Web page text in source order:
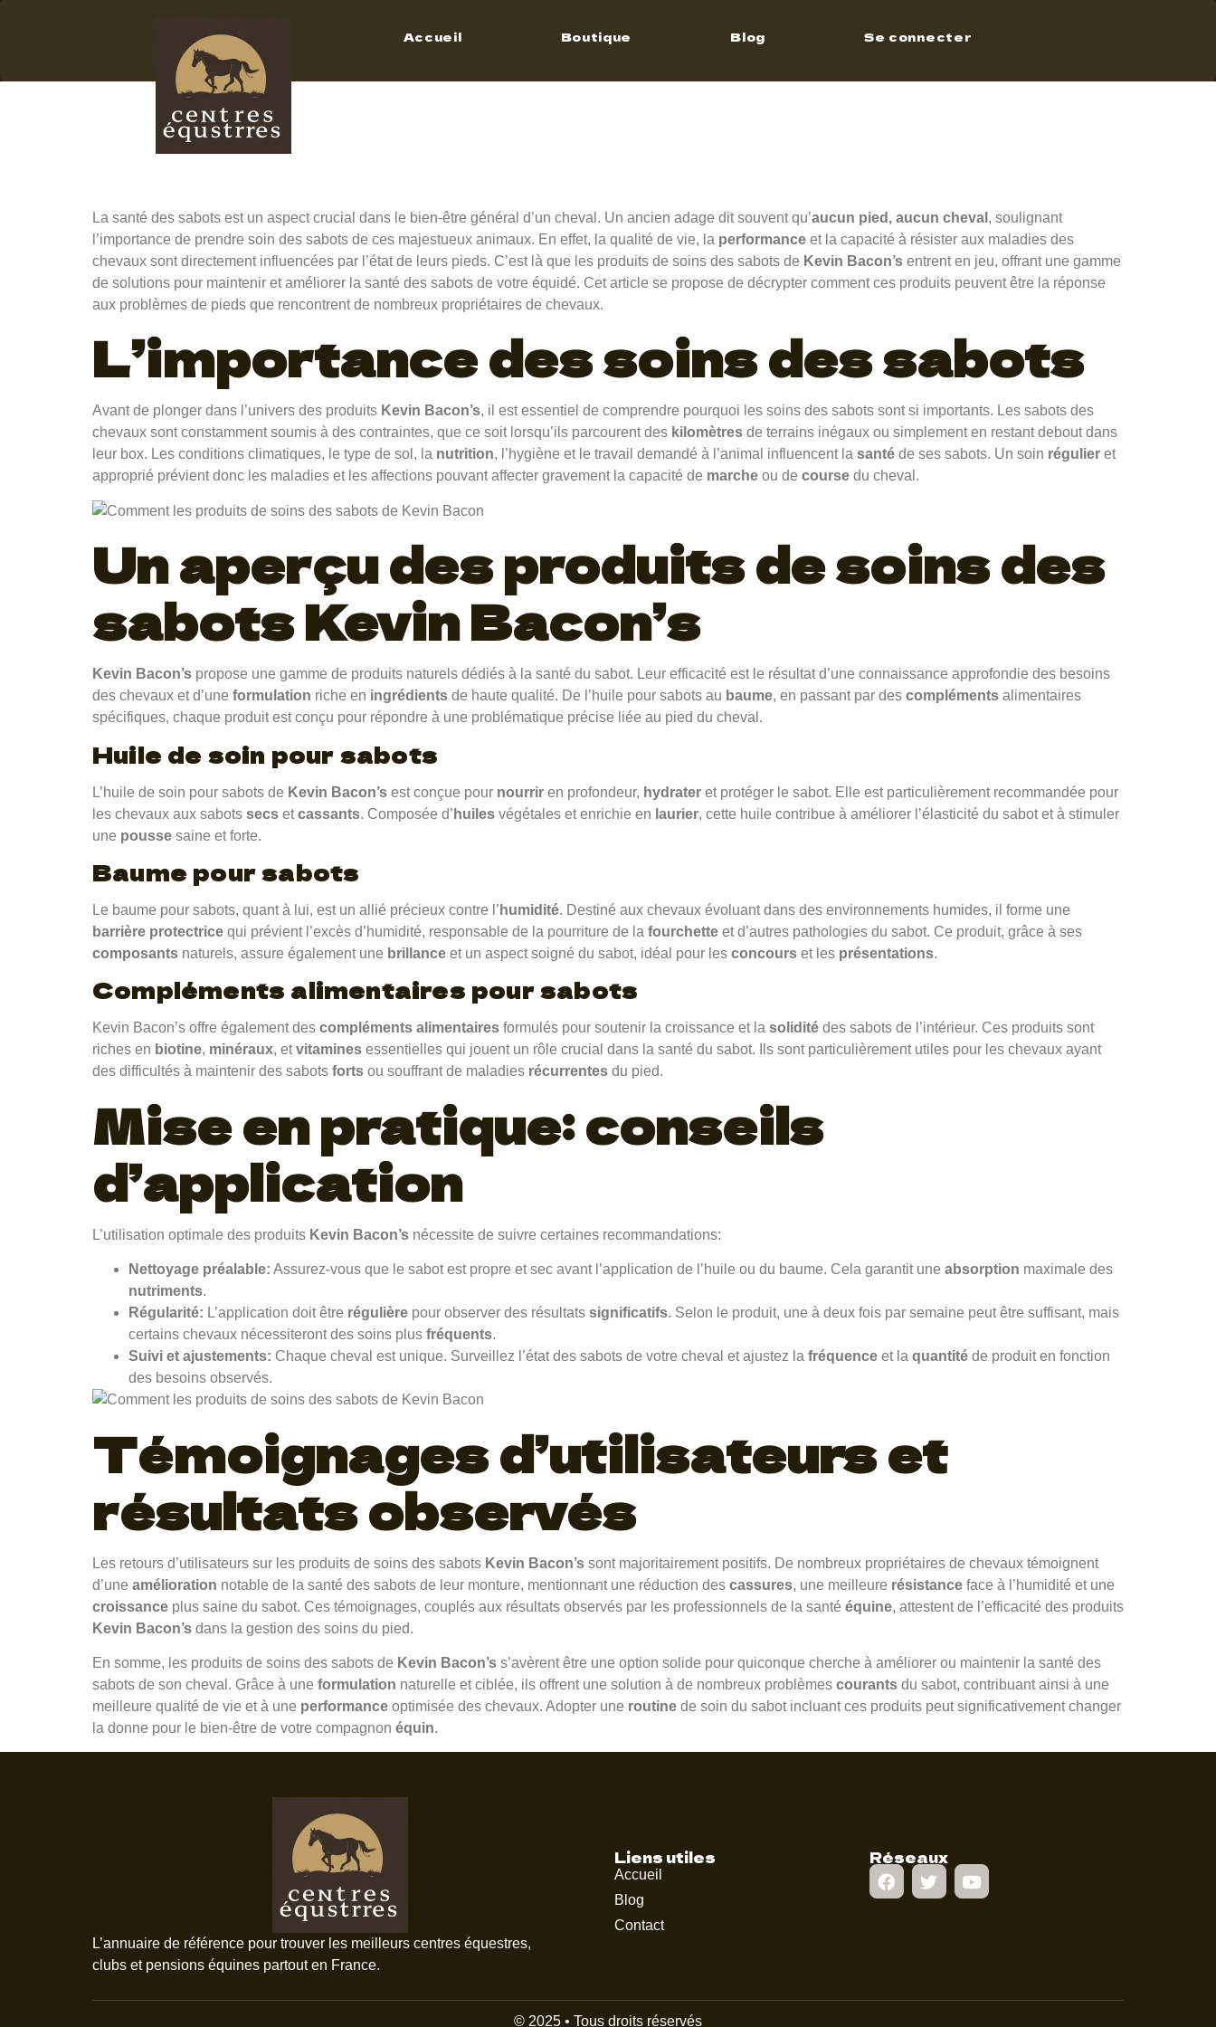
Accueil Boutique Blog Se connecter
Kevin Bacon’s –
Soins des sabots
La santé des sabots est un aspect crucial dans le bien-être général d’un cheval. Un ancien adage dit souvent qu’aucun pied, aucun cheval , soulignant
l’importance de prendre soin des sabots de ces majestueux animaux. En effet, la qualité de vie, la performance et la capacité à résister aux maladies des
chevaux sont directement influencées par l’état de leurs pieds. C’est là que les produits de soins des sabots de Kevin Bacon’s entrent en jeu, offrant une gamme
de solutions pour maintenir et améliorer la santé des sabots de votre équidé. Cet article se propose de décrypter comment ces produits peuvent être la réponse
aux problèmes de pieds que rencontrent de nombreux propriétaires de chevaux.
L’importance des soins des sabots
Avant de plonger dans l’univers des produits Kevin Bacon’s, il est essentiel de comprendre pourquoi les soins des sabots sont si importants. Les sabots des
chevaux sont constamment soumis à des contraintes, que ce soit lorsqu’ils parcourent des kilomètres de terrains inégaux ou simplement en restant debout dans
leur box. Les conditions climatiques, le type de sol, la nutrition, l’hygiène et le travail demandé à l’animal influencent la santé de ses sabots. Un soin régulier et
approprié prévient donc les maladies et les affections pouvant affecter gravement la capacité de marche ou de course du cheval.
Un aperçu des produits de soins des
sabots Kevin Bacon’s
Kevin Bacon’s propose une gamme de produits naturels dédiés à la santé du sabot. Leur efficacité est le résultat d’une connaissance approfondie des besoins
des chevaux et d’une formulation riche en ingrédients de haute qualité. De l’huile pour sabots au baume, en passant par des compléments alimentaires
spécifiques, chaque produit est conçu pour répondre à une problématique précise liée au pied du cheval.
Huile de soin pour sabots
L’huile de soin pour sabots de Kevin Bacon’s est conçue pour nourrir en profondeur, hydrater et protéger le sabot. Elle est particulièrement recommandée pour
les chevaux aux sabots secs etcassants. Composée d’ huiles végétales et enrichie en laurier, cette huile contribue à améliorer l’élasticité du sabot et à stimuler
une pousse saine et forte.
Baume pour sabots
Le baume pour sabots, quant à lui, est un allié précieux contre l’ humidité. Destiné aux chevaux évoluant dans des environnements humides, il forme une
barrière protectrice qui prévient l’excès d’humidité, responsable de la pourriture de la fourchette et d’autres pathologies du sabot. Ce produit, grâce à ses
composants naturels, assure également une brillance et un aspect soigné du sabot, idéal pour les concours et les présentations.
Compléments alimentaires pour sabots
Kevin Bacon’s offre également des compléments alimentaires formulés pour soutenir la croissance et la solidité des sabots de l’intérieur. Ces produits sont
riches en biotine, minéraux, etvitamines essentielles qui jouent un rôle crucial dans la santé du sabot. Ils sont particulièrement utiles pour les chevaux ayant
des difficultés à maintenir des sabots forts ou souffrant de maladies récurrentes du pied.
Mise en pratique: conseils
d’application
L’utilisation optimale des produits Kevin Bacon’s nécessite de suivre certaines recommandations:
Nettoyage préalable: Assurez-vous que le sabot est propre et sec avant l’application de l’huile ou du baume. Cela garantit une absorption maximale des
nutriments.
Régularité: L’application doit être régulière pour observer des résultats significatifs. Selon le produit, une à deux fois par semaine peut être suffisant, mais
certains chevaux nécessiteront des soins plus fréquents.
Suivi et ajustements: Chaque cheval est unique. Surveillez l’état des sabots de votre cheval et ajustez la fréquence et la quantité de produit en fonction
des besoins observés.
Témoignages d’utilisateurs et
résultats observés
Les retours d’utilisateurs sur les produits de soins des sabots Kevin Bacon’s sont majoritairement positifs. De nombreux propriétaires de chevaux témoignent
d’une amélioration notable de la santé des sabots de leur monture, mentionnant une réduction des cassures, une meilleure résistance face à l’humidité et une
croissance plus saine du sabot. Ces témoignages, couplés aux résultats observés par les professionnels de la santé équine, attestent de l’efficacité des produits
Kevin Bacon’s dans la gestion des soins du pied.
En somme, les produits de soins des sabots de Kevin Bacon’s s’avèrent être une option solide pour quiconque cherche à améliorer ou maintenir la santé des
sabots de son cheval. Grâce à une formulation naturelle et ciblée, ils offrent une solution à de nombreux problèmes courants du sabot, contribuant ainsi à une
meilleure qualité de vie et à une performance optimisée des chevaux. Adopter une routine de soin du sabot incluant ces produits peut significativement changer
la donne pour le bien-être de votre compagnon équin.
L’annuaire de référence pour trouver les meilleurs centres équestres,
clubs et pensions équines partout en France.
Liens utiles
Accueil
Blog
Contact
Réseaux
© 2025 • Tous droits réservés